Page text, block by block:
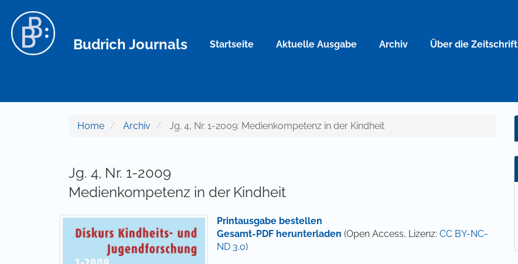
Hauptinhalt
Sidebar
Budrich Journals Startseite Aktuelle Ausgabe Archiv Über die Zeitschrift
Home Archiv Jg. 4, Nr. 1-2009: Medienkompetenz in der Kindheit
Jg. 4, Nr. 1-2009
Medienkompetenz in der Kindheit
Printausgabe bestellen
Gesamt-PDF herunterladen (Open Access, Lizenz:CC BY-NC-
ND 3.0)